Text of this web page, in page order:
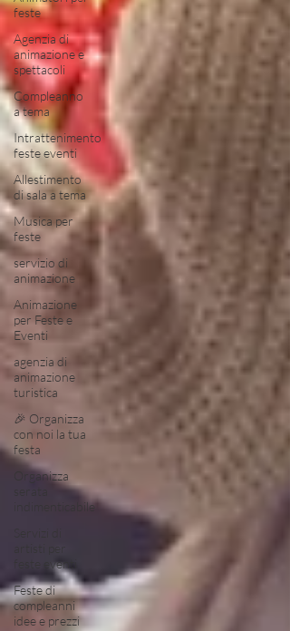
feste
Agenzia di
animazione e
spettacoli
Compleanno
a tema
Intrattenimento
feste eventi
Allestimento
di sala a tema
Musica per
feste
servizio di
animazione
Animazione
per Feste e
Eventi
agenzia di
animazione
turistica
🎉 Organizza
con noi la tua
festa
Organizza
indimenticabile
artisti per
feste eventi
Feste di
compleanni
idee e prezzi